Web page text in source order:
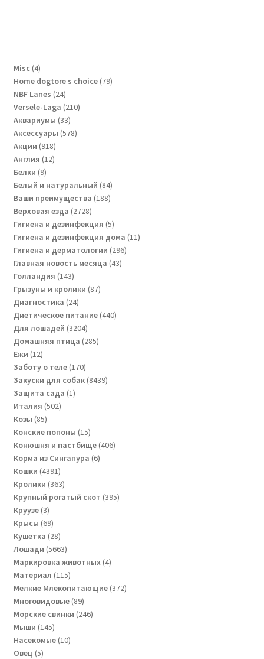
Misc 44
товара
Home dogtore s choice 7979
NBF Lanes 2424
товара
Versele-Laga 210210
Аквариумы 3333
товара
Аксессуары 578578
Акции 918918
товаров
Англия 1212
Белки 99
товаров
Белый и натуральный 8484
товара
Ваши преимущества 188188
Верховая езда 27282728
товаров
Гигиена и дезинфекция 55
товаров
Гигиена и дезинфекция дома 1111
Гигиена и дерматологии 296296
Главная новость месяца 4343
Голландия 143143
товара
Грызуны и кролики 8787
Диагностика 2424
товара
Диетическое питание 440440
Для лошадей 32043204
товара
Домашняя птица 285285
Ежи 1212
товаров
Заботу о теле 170170
товаров
Закуски для собак 84398439
Защита сада 11
Италия 502502
Козы 8585
товаров
Конские попоны 1515
товаров
Конюшня и пастбище 406406
Корма из Сингапура 66
Кошки 43914391
товар
Кролики 363363
товара
Крупный рогатый скот 395395
Круузе 33
товара
Крысы 6969
товаров
Кушетка 2828
товаров
Лошади 56635663
товара
Маркировка животных 44
Материал 115115
товаров
Мелкие Млекопитающие 372372
Многовидовые 8989
товаров
Морские свинки 246246
Мыши 145145
товаров
Насекомые 1010
Овец 55